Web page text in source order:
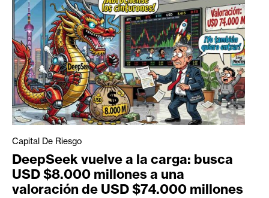
Capital De Riesgo
DeepSeek vuelve a la carga: busca
USD $8.000 millones a una
valoración de USD $74.000 millones